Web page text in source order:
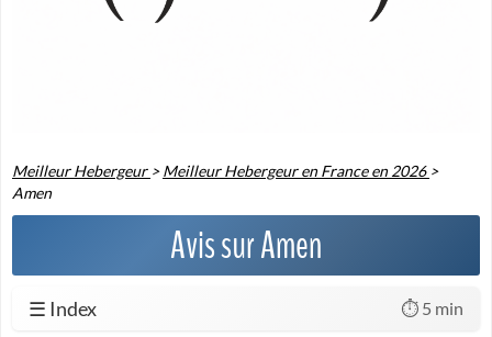
Meilleur Hebergeur >Meilleur Hebergeur en France en 2026 >
Amen
Avis sur Amen
☰ Index ⏱️ 5 min